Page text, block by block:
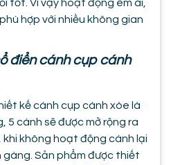
tốt. Vì vậy hoạt động êm ái,
hợp với nhiều không gian
điển cánh cụp cánh
kế cánh cụp cánh xòe là
5 cánh sẽ được mở rộng ra
không hoạt động cánh lại
Sản phẩm được thiết